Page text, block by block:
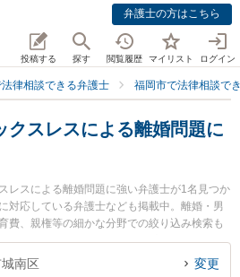
弁護士の方はこちら
投稿する 探す 閲覧履歴 マイリスト ログイン
律相談できる弁護士 福岡市で法律相談で
クスレスによる離婚問題に
レスによる離婚問題に強い弁護士が1名見つか
対応している弁護士なども掲載中。離婚・男
費、親権等の細かな分野での絞り込み検索も
イオン総合法律事務所 福岡支店の井上 祥平弁
費用、強みなどが注目されています。『福岡
南区 変更